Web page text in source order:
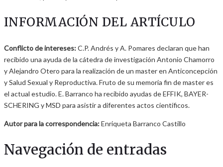
INFORMACIÓN DEL ARTÍCULO
Conflicto de intereses:C.P. Andrés y A. Pomares declaran que han
recibido una ayuda de la cátedra de investigación Antonio Chamorro
y Alejandro Otero para la realización de un master en Anticoncepción
y Salud Sexual y Reproductiva. Fruto de su memoria fin de master es
el actual estudio. E. Barranco ha recibido ayudas de EFFIK, BAYER-
SCHERING y MSD para asistir a diferentes actos científicos.
Autor para la correspondencia:Enriqueta Barranco Castillo
Navegación de entradas